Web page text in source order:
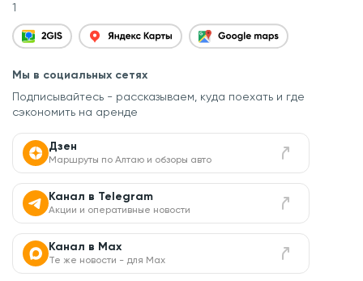
1
Мы в социальных сетях
Подписывайтесь - рассказываем, куда поехать и где
сэкономить на аренде
Дзен
Маршруты по Алтаю и обзоры авто
Канал в Telegram
Акции и оперативные новости
Канал в Max
Те же новости - для Max